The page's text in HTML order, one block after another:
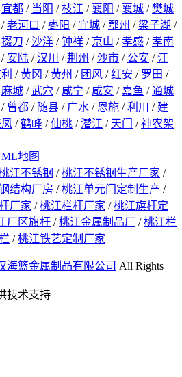
宜都 / 当阳 /枝江 /襄阳 /襄城 /樊城
/老河口 /枣阳 / 宜城 /鄂州 / 梁子湖 /
掇刀 /沙洋 /钟祥 / 京山 /孝感 /孝南
/ 安陆 /汉川 /荆州 /沙市 / 公安 / 江
/黄冈 /黄州 / 团风 /红安 / 罗田 /
麻城 /武穴 / 咸宁 / 咸安 / 嘉鱼 /通城
/ 曾都 / 随县 / 广水 / 恩施 /利川 / 建
/鹤峰 /仙桃 /潜江 / 天门 /神农架
地图
江不锈钢 /桃江不锈钢生产厂家 /
结构厂房 /桃江单元门定制生产 /
厂家 /桃江栏杆厂家 /桃江旗杆定
厂区旗杆 /桃江金属制品厂 /桃江栏
/桃江铁艺定制厂家
海篮金属制品有限公司 All Rights
技术支持